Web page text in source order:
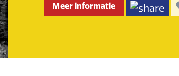
Meer informatie